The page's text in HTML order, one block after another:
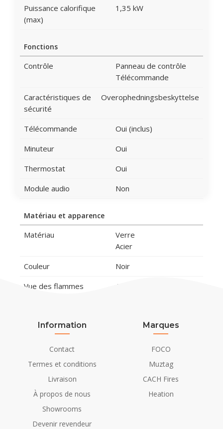
Puissance calorifique
(max)
1,35 kW
Fonctions
Contrôle
Panneau de contrôle
Télécommande
Caractéristiques de
sécurité
Overophedningsbeskyttelse
Télécommande
Oui (inclus)
Minuteur
Oui
Thermostat
Oui
Module audio
Non
Matériau et apparence
Matériau
Verre
Acier
Couleur
Noir
Vue des flammes
Avant
Détails d'installation
Installation/Montage
Til indbygning
Exigences en
alimentation électrique
230V/50Hz
Information
Contact
Termes et conditions
Livraison
À propos de nous
Showrooms
Devenir revendeur
Marques
FOCO
Muztag
CACH Fires
Heation